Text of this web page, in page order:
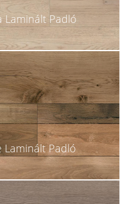
Laminált Padló
Laminált Padló